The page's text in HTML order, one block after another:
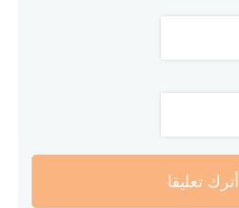
أترك تعليقا